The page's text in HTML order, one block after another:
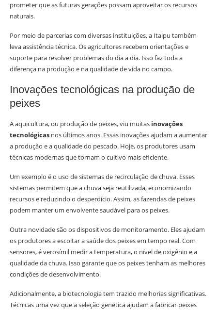
prometer que as futuras gerações possam aproveitar os recursos
naturais.
Por meio de parcerias com diversas instituições, a Itaipu também
leva assistência técnica. Os agricultores recebem orientações e
suporte para resolver problemas do dia a dia. Isso faz toda a
diferença na produção e na qualidade de vida no campo.
Inovações tecnológicas na produção de
peixes
A aquicultura, ou produção de peixes, viu muitas inovações
tecnológicas nos últimos anos. Essas inovações ajudam a aumentar
a produção e a qualidade do pescado. Hoje, os produtores usam
técnicas modernas que tornam o cultivo mais eficiente.
Um exemplo é o uso de sistemas de recirculação de chuva. Esses
sistemas permitem que a chuva seja reutilizada, economizando
recursos e reduzindo o desperdício. Assim, as fazendas de peixes
podem manter um envolvente saudável para os peixes.
Outra novidade são os dispositivos de monitoramento. Eles ajudam
os produtores a escoltar a saúde dos peixes em tempo real. Com
sensores, é verosímil medir a temperatura, o nível de oxigênio e a
qualidade da chuva. Isso garante que os peixes tenham as melhores
condições de desenvolvimento.
Adicionalmente, a biotecnologia tem trazido melhorias significativas.
Técnicas uma vez que a seleção genética ajudam a fabricar peixes